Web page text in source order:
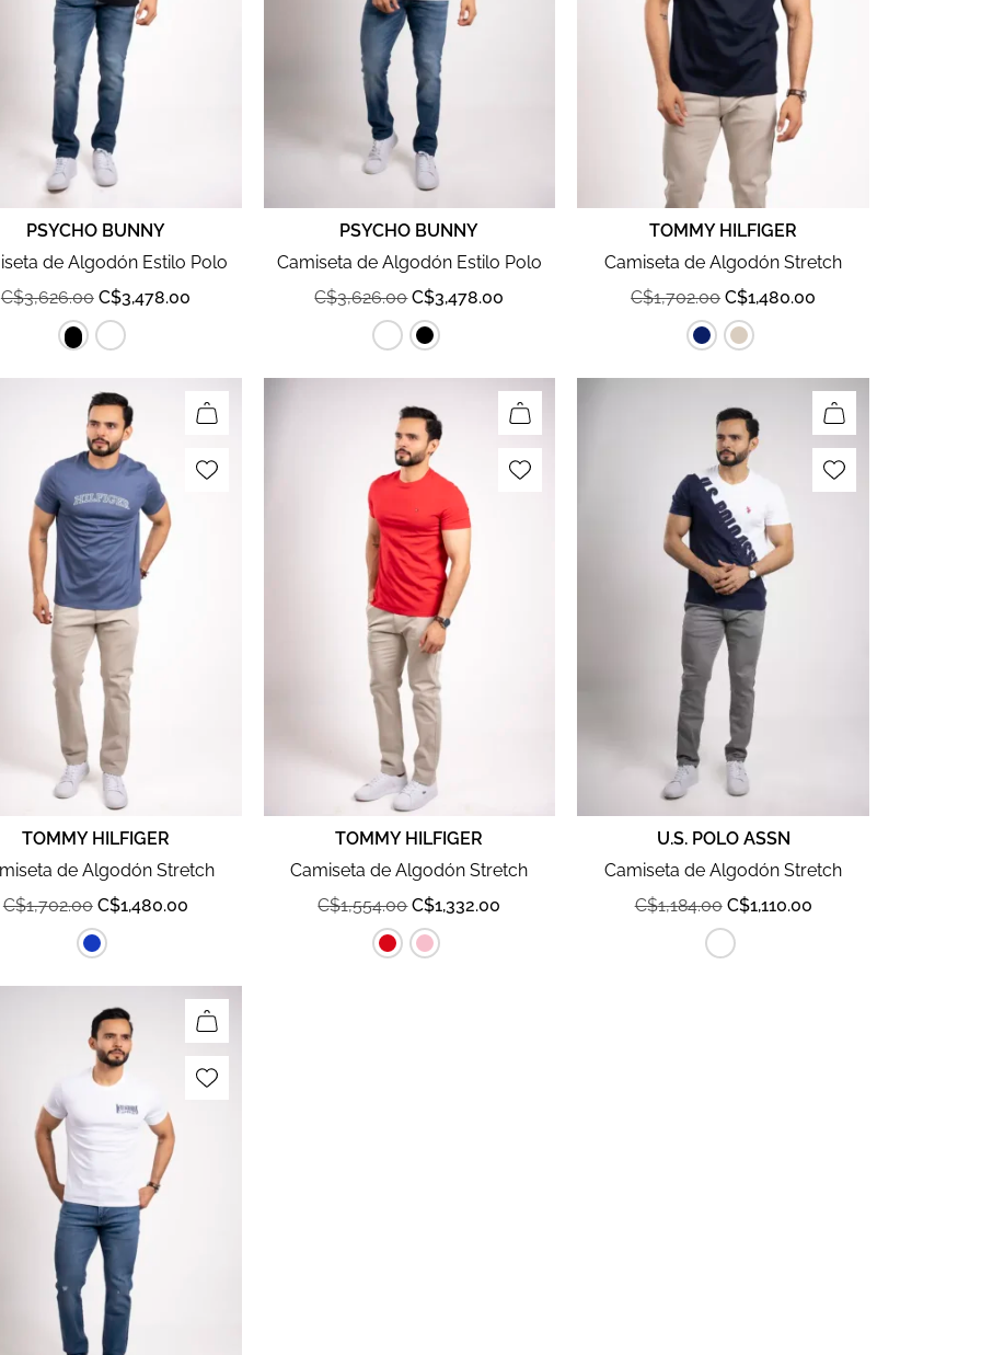
PSYCHO BUNNY
de Algodón Estilo Polo
C$3,626.00 C$3,478.00
PSYCHO BUNNY
Camiseta de Algodón Estilo Polo
C$3,626.00 C$3,478.00
TOMMY HILFIGER
Camiseta de Algodón Stretch
C$1,702.00 C$1,480.00
TOMMY HILFIGER
de Algodón Stretch
C$1,702.00 C$1,480.00
TOMMY HILFIGER
Camiseta de Algodón Stretch
C$1,554.00 C$1,332.00
U.S. POLO ASSN
Camiseta de Algodón Stretch
C$1,184.00 C$1,110.00